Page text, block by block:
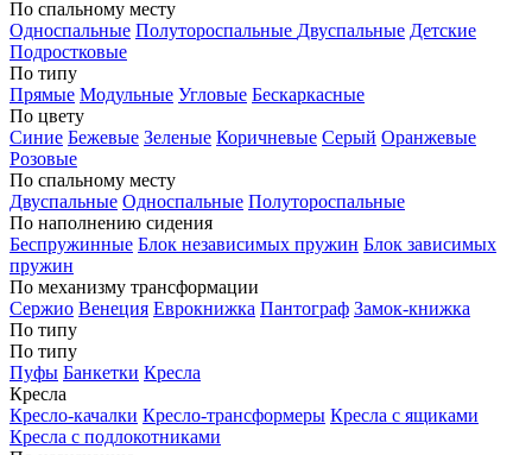
По спальному месту
Односпальные Полутороспальные Двуспальные Детские
Подростковые
По типу
Прямые Модульные Угловые Бескаркасные
По цвету
Синие Бежевые Зеленые Коричневые Серый Оранжевые
Розовые
По спальному месту
Двуспальные Односпальные Полутороспальные
По наполнению сидения
Беспружинные Блок независимых пружин Блок зависимых
пружин
По механизму трансформации
Сержио Венеция Еврокнижка Пантограф Замок-книжка
По типу
По типу
Пуфы Банкетки Кресла
Кресла
Кресло-качалки Кресло-трансформеры Кресла с ящиками
Кресла с подлокотниками